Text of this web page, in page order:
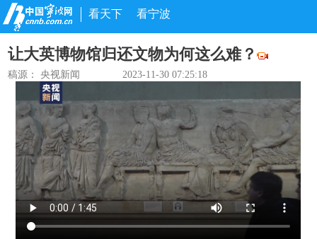
看天下 看宁波
让大英博物馆归还文物为何这么难？
稿源：央视新闻 2023-11-30 07:25:18